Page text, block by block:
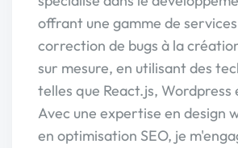
offrant une gamme de
correction de bugs à la
sur mesure, en utilisant des
telles que React.js, Wordpress
Avec une expertise en design
en optimisation SEO, je